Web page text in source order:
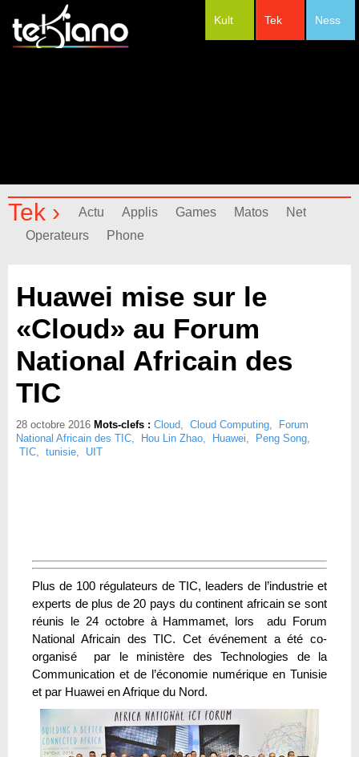
Ness
Tek
Kult
Tek › Actu Applis Games Matos
Net
Operateurs
Phone
Huawei mise sur le
«Cloud» au Forum
National Africain des
TIC
28 octobre 2016 Mots-clefs : Cloud, Cloud Computing,
Forum
National Africain des TIC, Hou Lin Zhao, Huawei, Peng Song,
TIC, tunisie, UIT
Plus de 100 régulateurs de TIC, leaders de l’industrie et
experts de plus de 20 pays du continent africain se sont
réunis le 24 octobre à Hammamet, lors adu Forum
National Africain des TIC. Cet événement a été co-
organisé par le ministère des Technologies de la
Communication et de l’économie numérique en Tunisie
et par Huawei en Afrique du Nord.